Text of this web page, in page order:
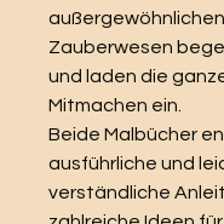
außergewöhnlichen
Zauberwesen
und laden die
Mitmachen ein.
Beide Malbücher
ausführliche und
verständliche